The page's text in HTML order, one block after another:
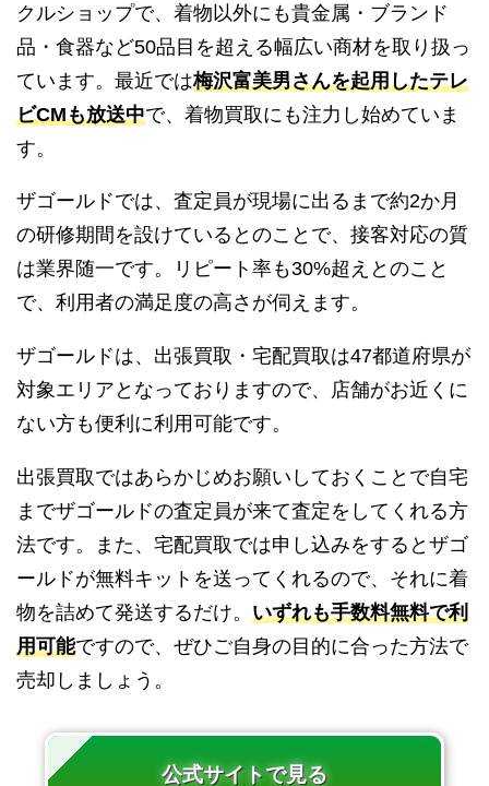
クルショップで、着物以外にも貴金属・ブランド
品・食器など50品目を超える幅広い商材を取り扱っ
ています。最近では梅沢富美男さんを起用したテレ
ビCMも放送中で、着物買取にも注力し始めていま
す。
ザゴールドでは、査定員が現場に出るまで約2か月
の研修期間を設けているとのことで、接客対応の質
は業界随一です。リピート率も30%超えとのこと
で、利用者の満足度の高さが伺えます。
ザゴールドは、出張買取・宅配買取は47都道府県が
対象エリアとなっておりますので、店舗がお近くに
ない方も便利に利用可能です。
出張買取ではあらかじめお願いしておくことで自宅
までザゴールドの査定員が来て査定をしてくれる方
法です。また、宅配買取では申し込みをするとザゴ
ールドが無料キットを送ってくれるので、それに着
物を詰めて発送するだけ。 いずれも手数料無料で利
用可能ですので、ぜひご自身の目的に合った方法で
売却しましょう。
公式サイトで見る